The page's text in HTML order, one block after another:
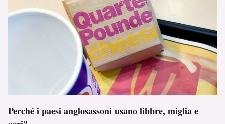
Perché i paesi anglosassoni usano libbre, miglia e